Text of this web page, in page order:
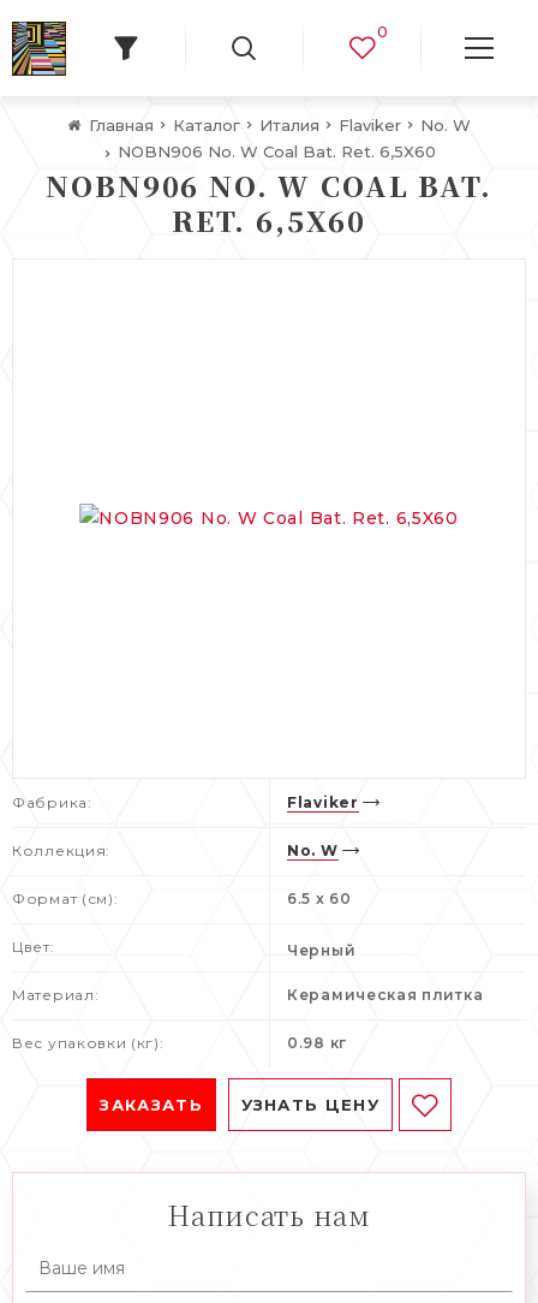
0
Главная Каталог Италия Flaviker
No. W
NOBN906 No. W Coal Bat. Ret. 6,5X60
NOBN906 NO. W COAL BAT.
RET. 6,5X60
Фабрика: Flaviker
Коллекция: No. W
Формат (см): 6.5 x 60
Цвет: Черный
Материал: Керамическая плитка
Вес упаковки (кг): 0.98 кг
ЗАКАЗАТЬ УЗНАТЬ ЦЕНУ
Написать нам